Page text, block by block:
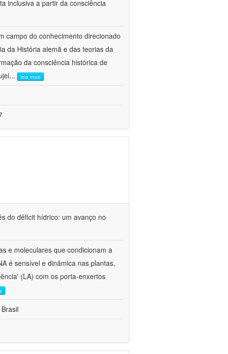
inclusiva a partir da consciência
campo do conhecimento direcionado
da História alemã e das teorias da
da consciência histórica de
... leia mais
do déficit hídrico: um avanço no
e moleculares que condicionam a
é sensível e dinâmica nas plantas,
(LA) com os porta-enxertos